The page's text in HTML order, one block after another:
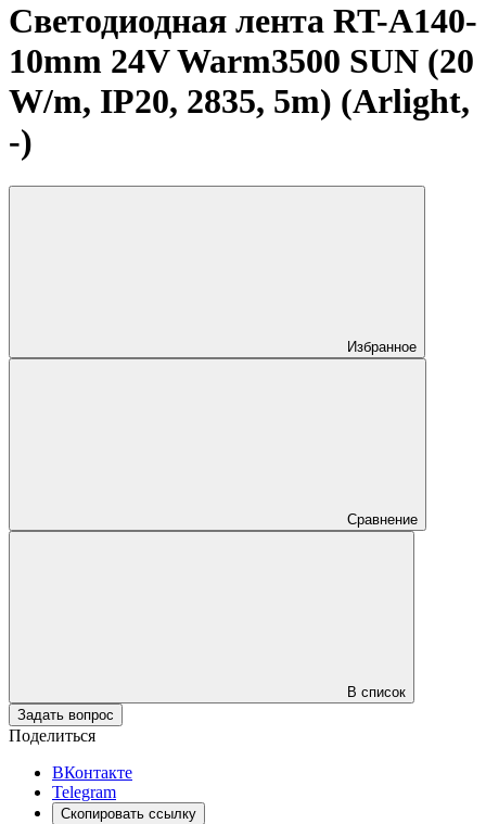
Светодиодная лента RT-A140-
10mm 24V Warm3500 SUN (20
W/m, IP20, 2835, 5m) (Arlight,
-)
Избранное
Сравнение
В список
Задать вопрос
Поделиться
ВКонтакте
Telegram
Скопировать ссылку